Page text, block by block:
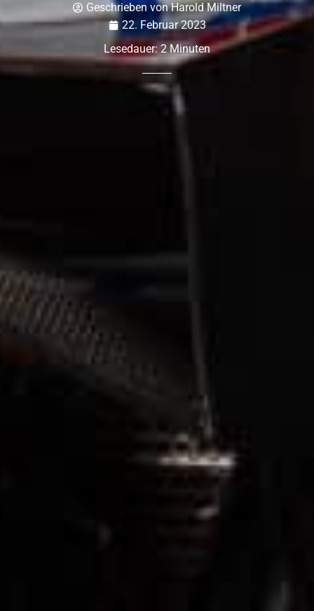
Geschrieben vonHarold Miltner
22. Februar 2023
Lesedauer: 2 Minuten